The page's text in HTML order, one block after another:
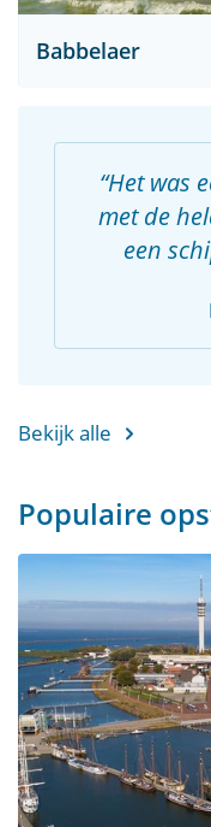
Babbelaer
Het was
met de
een
Bekijk alle
Populaire